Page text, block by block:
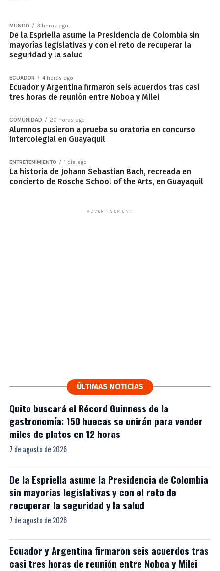
MUNDO 3 horas ago
De la Espriella asume la Presidencia de Colombia sin
mayorías legislativas y con el reto de recuperar la
seguridad y la salud
ECUADOR 4 horas ago
Ecuador y Argentina firmaron seis acuerdos tras casi
tres horas de reunión entre Noboa y Milei
COMUNIDAD 20 horas ago
Alumnos pusieron a prueba su oratoria en concurso
intercolegial en Guayaquil
ENTRETENIMIENTO 1 día ago
La historia de Johann Sebastian Bach, recreada en
concierto de Rosche School of the Arts, en Guayaquil
ADVERTISEMENT
ÚLTIMAS NOTICIAS
Quito buscará el Récord Guinness de la
gastronomía: 150 huecas se unirán para vender
miles de platos en 12 horas
7 de agosto de 2026
De la Espriella asume la Presidencia de Colombia
sin mayorías legislativas y con el reto de
recuperar la seguridad y la salud
7 de agosto de 2026
Ecuador y Argentina firmaron seis acuerdos tras
casi tres horas de reunión entre Noboa y Milei